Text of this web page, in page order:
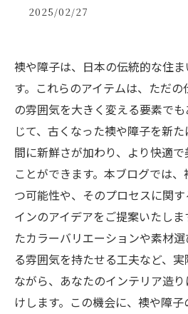
2025/02/27
襖や障子は、日本の伝統的な住
す。これらのアイテムは、ただ
の雰囲気を大きく変える要素で
じて、古くなった襖や障子を新
間に新鮮さが加わり、より快適
ことができます。本ブログでは
つ可能性や、そのプロセスに関
インのアイデアをご提案いたし
たカラーバリエーションや素材
る雰囲気を持たせる工夫など、
ながら、あなたのインテリア造
けします。この機会に、襖や障